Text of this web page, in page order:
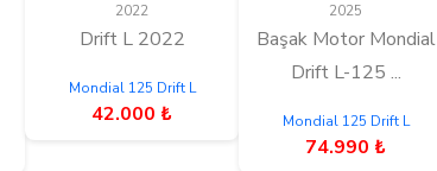
2022
Drift L 2022
Mondial 125 Drift L
42.000 ₺
2025
Başak Motor Mondial
Drift L-125 ...
Mondial 125 Drift L
74.990 ₺